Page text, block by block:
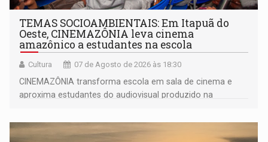
TEMAS SOCIOAMBIENTAIS: Em Itapuã do
Oeste, CINEMAZÔNIA leva cinema
amazônico a estudantes na escola
Cultura 07 de Agosto de 2026 às 18:30
CINEMAZÔNIA transforma escola em sala de cinema e
aproxima estudantes do audiovisual produzido na